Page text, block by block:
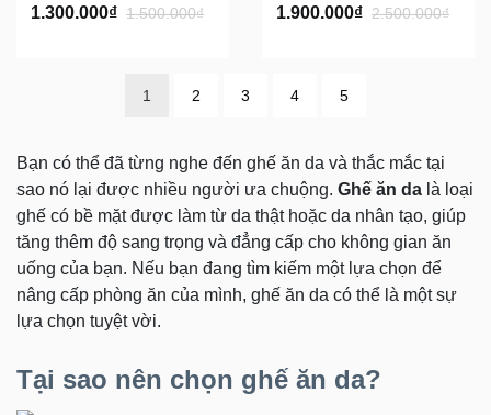
1.300.000₫ 1.500.000₫ 1.900.000₫ 2.500.000₫
1 2 3 4 5
Bạn có thể đã từng nghe đến ghế ăn da và thắc mắc tại
sao nó lại được nhiều người ưa chuộng. Ghế ăn da là loại
ghế có bề mặt được làm từ da thật hoặc da nhân tạo, giúp
tăng thêm độ sang trọng và đẳng cấp cho không gian ăn
uống của bạn. Nếu bạn đang tìm kiếm một lựa chọn để
nâng cấp phòng ăn của mình, ghế ăn da có thể là một sự
lựa chọn tuyệt vời.
Tại sao nên chọn ghế ăn da?